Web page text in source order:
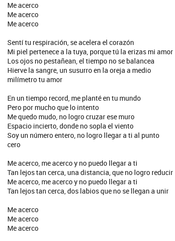
Me acerco
Me acerco
Me acerco
Sentí tu respiración, se acelera el corazón
Mi piel pertenece a la tuya, porque tú la erizas mi amor
Los ojos no pestañean, el tiempo no se balancea
Hierve la sangre, un susurro en la oreja a medio
milímetro tu amor
En un tiempo record, me planté en tu mundo
Pero por mucho que lo intento
Me quedo mudo, no logro cruzar ese muro
Espacio incierto, donde no sopla el viento
Soy un número entero, no logro llegar a ti al punto
cero
Me acerco, me acerco y no puedo llegar a ti
Tan lejos tan cerca, una distancia, que no logro reducir
Me acerco, me acerco y no puedo llegar a ti
Tan lejos tan cerca, dos labios que no se llegan a unir
Me acerco
Me acerco
Me acerco